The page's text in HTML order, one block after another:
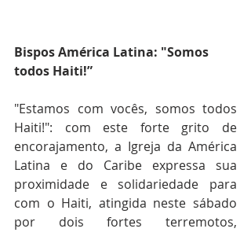
Bispos América Latina: "Somos
todos Haiti!”
"Estamos com vocês, somos todos
Haiti!": com este forte grito de
encorajamento, a Igreja da América
Latina e do Caribe expressa sua
proximidade e solidariedade para
com o Haiti, atingida neste sábado
por dois fortes terremotos,